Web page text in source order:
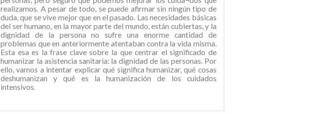
realizamos. A pesar de todo, se puede afirmar sin ningún tipo de
duda, que se vive mejor que en el pasado. Las necesidades básicas
del ser humano, en la mayor parte del mundo, están cubiertas, y la
dignidad de la persona no sufre una enorme cantidad de
problemas que en anteriormente atentaban contra la vida misma.
Esta esa es la frase clave sobre la que centrar el significado de
humanizar la asistencia sanitaria: la dignidad de las personas. Por
ello, vamos a intentar explicar qué significa humanizar, qué cosas
deshumanizan y qué es la humanización de los cuidados
intensivos.